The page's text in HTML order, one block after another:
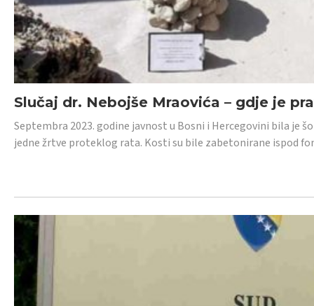
Slučaj dr. Nebojše Mraovića – gdje je
Septembra 2023. godine javnost u Bosni i Hercegovini bila je
jedne žrtve proteklog rata. Kosti su bile zabetonirane ispod